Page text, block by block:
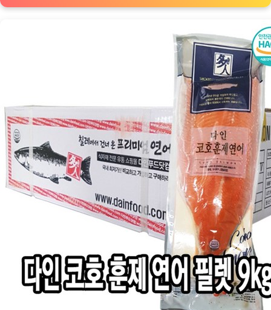
다
인
코
호
훈
제
연
어
렛
ㅣ
추
천
상
품]